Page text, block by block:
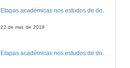
22 de mar. de 2019
Etapas académicas nos estudos de doutoramento, Redacción da tese de doutoramento